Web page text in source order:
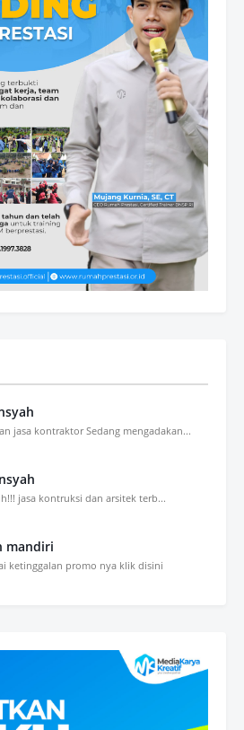
jasa kontraktor Sedang mengadakan...
jasa kontruksi dan arsitek terb...
mandiri
ketinggalan promo nya klik disini